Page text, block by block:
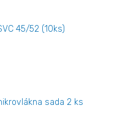
45/52 (10ks)
sada 2 ks